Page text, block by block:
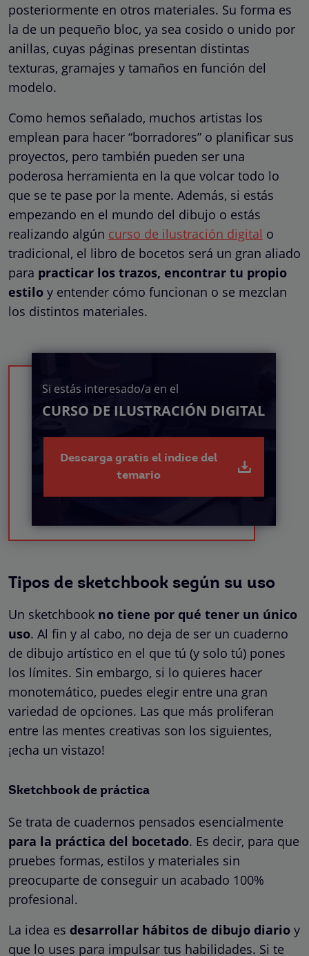
posteriormente en otros materiales. Su forma es
la de un pequeño bloc, ya sea cosido o unido por
anillas, cuyas páginas presentan distintas
texturas, gramajes y tamaños en función del
modelo.
Como hemos señalado, muchos artistas los
emplean para hacer “borradores” o planificar sus
proyectos, pero también pueden ser una
poderosa herramienta en la que volcar todo lo
que se te pase por la mente. Además, si estás
empezando en el mundo del dibujo o estás
realizando algún curso de ilustración digital o
tradicional, el libro de bocetos será un gran aliado
para practicar los trazos, encontrar tu propio
estilo y entender cómo funcionan o se mezclan
los distintos materiales.
Si estás interesado/a en el
CURSO DE ILUSTRACIÓN DIGITAL
Descarga gratis el índice del
temario
Tipos de sketchbook según su uso
Un sketchbook no tiene por qué tener un único
uso. Al fin y al cabo, no deja de ser un cuaderno
de dibujo artístico en el que tú (y solo tú) pones
los límites. Sin embargo, si lo quieres hacer
monotemático, puedes elegir entre una gran
variedad de opciones. Las que más proliferan
entre las mentes creativas son los siguientes,
¡echa un vistazo!
Sketchbook de práctica
Se trata de cuadernos pensados esencialmente
para la práctica del bocetado. Es decir, para que
pruebes formas, estilos y materiales sin
preocuparte de conseguir un acabado 100%
profesional.
La idea es desarrollar hábitos de dibujo diario y
que lo uses para impulsar tus habilidades. Si te